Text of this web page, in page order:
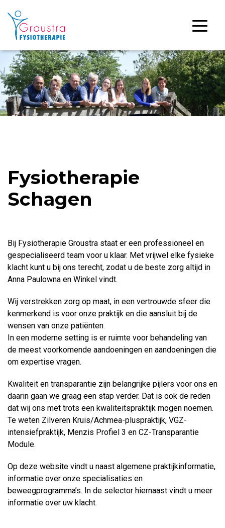
Fysiotherapie
Schagen
Bij Fysiotherapie Groustra staat er een professioneel en
gespecialiseerd team voor u klaar. Met vrijwel elke fysieke
klacht kunt u bij ons terecht, zodat u de beste zorg altijd in
Anna Paulowna en Winkel vindt.
Wij verstrekken zorg op maat, in een vertrouwde sfeer die
kenmerkend is voor onze praktijk en die aansluit bij de
wensen van onze patiënten.
In een moderne setting is er ruimte voor behandeling van
de meest voorkomende aandoeningen en aandoeningen die
om expertise vragen.
Kwaliteit en transparantie zijn belangrijke pijlers voor ons en
daarin gaan we graag een stap verder. Dat is ook de reden
dat wij ons met trots een kwaliteitspraktijk mogen noemen.
Te weten Zilveren Kruis/Achmea-pluspraktijk, VGZ-
intensiefpraktijk, Menzis Profiel 3 en CZ-Transparantie
Module.
Op deze website vindt u naast algemene praktijkinformatie,
informatie over onze specialisaties en
beweegprogramma’s. In de selector hiernaast vindt u meer
informatie over uw klacht.